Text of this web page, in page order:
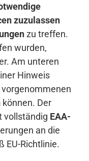
zuzulassen
zu treffen.
wurden,
Am unteren
Hinweis
können. Der
vollständig EAA-
an die
EU-Richtlinie.